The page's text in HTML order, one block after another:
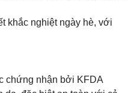
khắc nghiệt ngày hè, với
chứng nhận bởi KFDA